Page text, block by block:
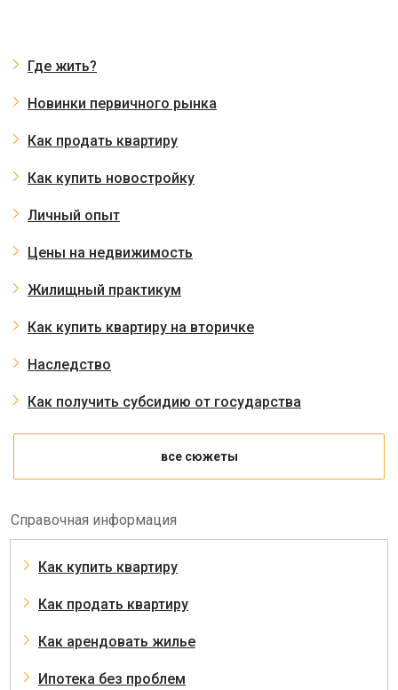
Где жить?
Новинки первичного рынка
Как продать квартиру
Как купить новостройку
Личный опыт
Цены на недвижимость
Жилищный практикум
Как купить квартиру на вторичке
Наследство
Как получить субсидию от государства
все сюжеты
Справочная информация
Как купить квартиру
Как продать квартиру
Как арендовать жилье
Ипотека без проблем